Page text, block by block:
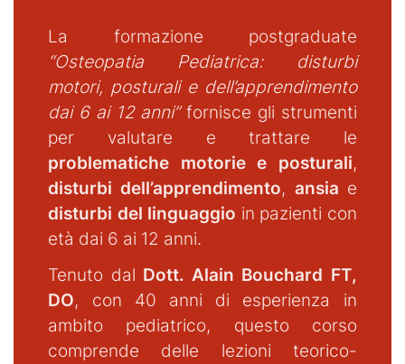
La formazione postgraduate
“Osteopatia Pediatrica: disturbi
motori, posturali e dell’apprendimento
dai 6 ai 12 anni”fornisce gli strumenti
per valutare e trattare le
problematiche motorie e posturali,
disturbi dell’apprendimento, ansia e
disturbi del linguaggio in pazienti con
età dai 6 ai 12 anni.
Tenuto dal Dott. Alain Bouchard FT,
DO, con 40 anni di esperienza in
ambito pediatrico, questo corso
comprende delle lezioni teorico-